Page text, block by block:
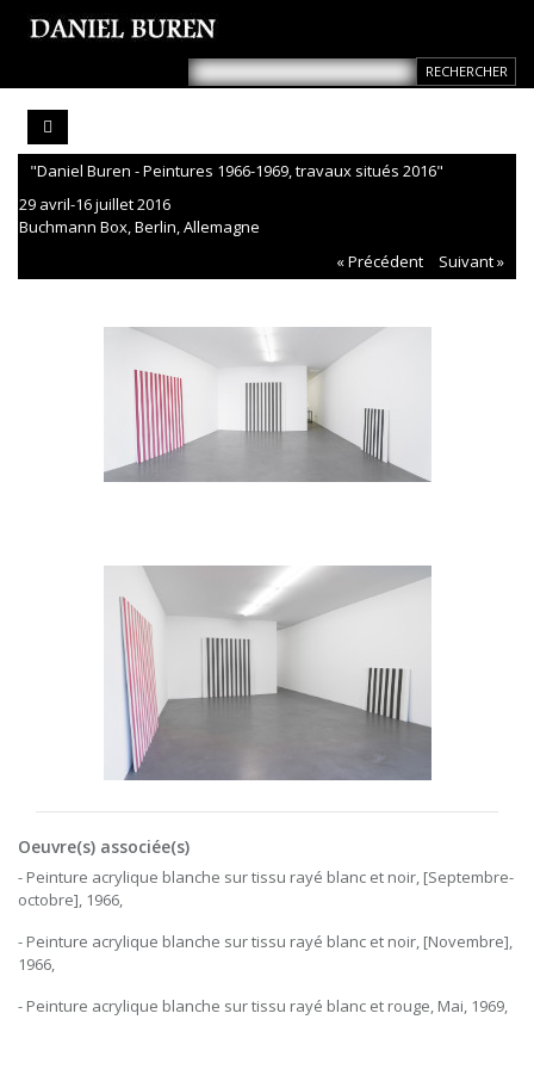
"Daniel Buren - Peintures 1966-1969, travaux situés 2016"
29 avril-16 juillet 2016
Buchmann Box, Berlin, Allemagne
« Précédent
Suivant »
Oeuvre(s) associée(s)
- Peinture acrylique blanche sur tissu rayé blanc et noir, [Septembre-
octobre], 1966,
- Peinture acrylique blanche sur tissu rayé blanc et noir, [Novembre],
1966,
- Peinture acrylique blanche sur tissu rayé blanc et rouge, Mai, 1969,